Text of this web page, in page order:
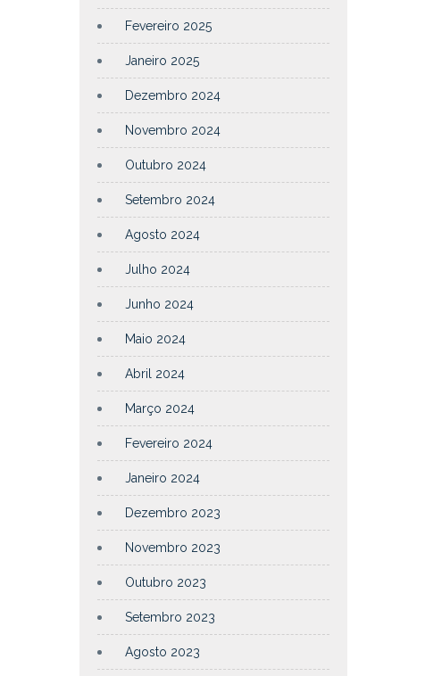
Fevereiro 2025
Janeiro 2025
Dezembro 2024
Novembro 2024
Outubro 2024
Setembro 2024
Agosto 2024
Julho 2024
Junho 2024
Maio 2024
Abril 2024
Março 2024
Fevereiro 2024
Janeiro 2024
Dezembro 2023
Novembro 2023
Outubro 2023
Setembro 2023
Agosto 2023